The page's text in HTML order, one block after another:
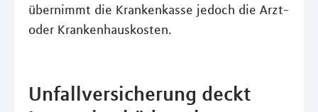
übernimmt die Krankenkasse jedoch die Arzt-
oder Krankenhauskosten.
Unfallversicherung deckt